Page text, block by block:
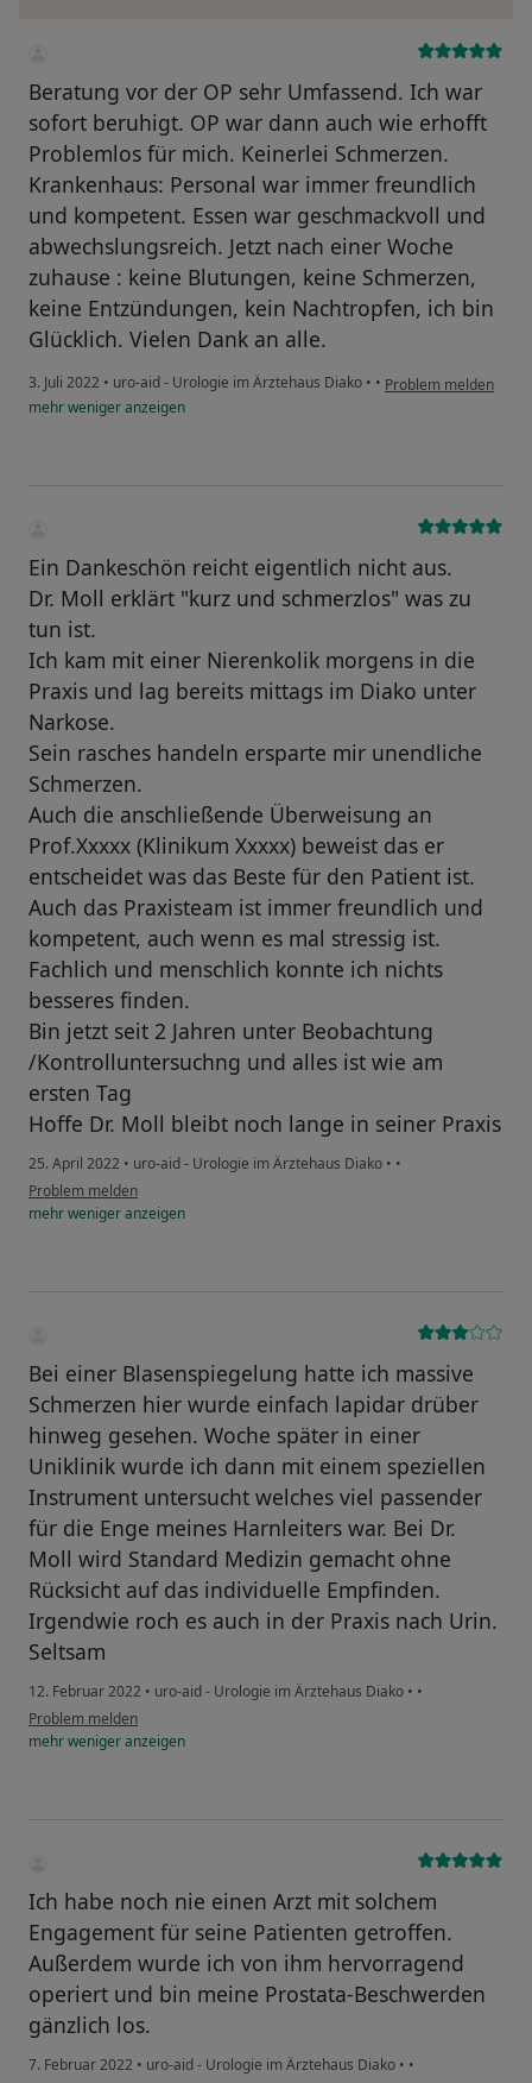
Beratung vor der OP sehr Umfassend. Ich war
sofort beruhigt. OP war dann auch wie erhofft
Problemlos für mich. Keinerlei Schmerzen.
Krankenhaus: Personal war immer freundlich
und kompetent. Essen war geschmackvoll und
abwechslungsreich. Jetzt nach einer Woche
zuhause : keine Blutungen, keine Schmerzen,
keine Entzündungen, kein Nachtropfen, ich bin
Glücklich. Vielen Dank an alle.
3. Juli 2022 • uro-aid - Urologie im Ärztehaus Diako • • Problem melden
mehrwenigeranzeigen
Ein Dankeschön reicht eigentlich nicht aus.
Dr. Moll erklärt "kurz und schmerzlos" was zu
tun ist.
Ich kam mit einer Nierenkolik morgens in die
Praxis und lag bereits mittags im Diako unter
Narkose.
Sein rasches handeln ersparte mir unendliche
Schmerzen.
Auch die anschließende Überweisung an
Prof.Xxxxx (Klinikum Xxxxx) beweist das er
entscheidet was das Beste für den Patient ist.
Auch das Praxisteam ist immer freundlich und
kompetent, auch wenn es mal stressig ist.
Fachlich und menschlich konnte ich nichts
besseres finden.
Bin jetzt seit 2 Jahren unter Beobachtung
/Kontrolluntersuchng und alles ist wie am
ersten Tag
Hoffe Dr. Moll bleibt noch lange in seiner Praxis
25. April 2022 • uro-aid - Urologie im Ärztehaus Diako • •
Problem melden
mehrwenigeranzeigen
Bei einer Blasenspiegelung hatte ich massive
Schmerzen hier wurde einfach lapidar drüber
hinweg gesehen. Woche später in einer
Uniklinik wurde ich dann mit einem speziellen
Instrument untersucht welches viel passender
für die Enge meines Harnleiters war. Bei Dr.
Moll wird Standard Medizin gemacht ohne
Rücksicht auf das individuelle Empfinden.
Irgendwie roch es auch in der Praxis nach Urin.
Seltsam
12. Februar 2022 • uro-aid - Urologie im Ärztehaus Diako • •
Problem melden
mehrwenigeranzeigen
Ich habe noch nie einen Arzt mit solchem
Engagement für seine Patienten getroffen.
Außerdem wurde ich von ihm hervorragend
operiert und bin meine Prostata-Beschwerden
gänzlich los.
7. Februar 2022 • uro-aid - Urologie im Ärztehaus Diako • •